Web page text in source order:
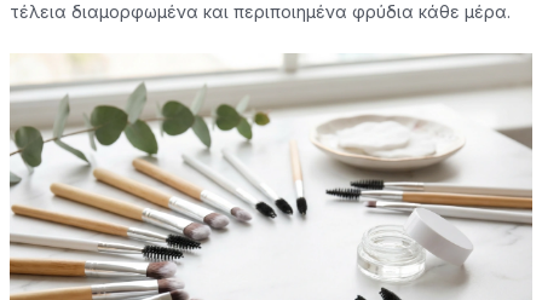
τέλεια διαμορφωμένα και περιποιημένα φρύδια κάθε μέρα.